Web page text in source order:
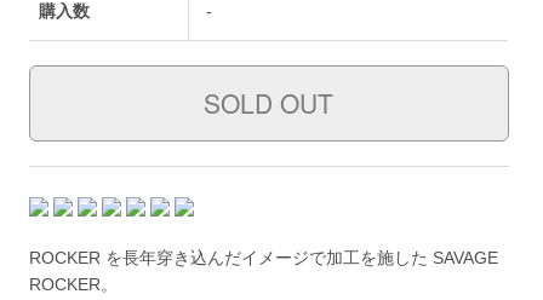
購入数 -
ROCKER を長年穿き込んだイメージで加工を施した SAVAGE
ROCKER。